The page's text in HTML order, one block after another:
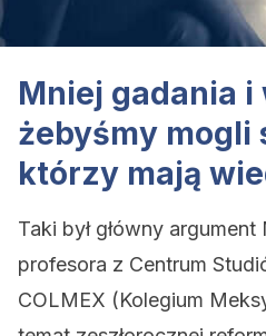
Mniej gadania i
żebyśmy mogli
którzy mają
Taki był główny
profesora z Centrum
COLMEX (Kolegium